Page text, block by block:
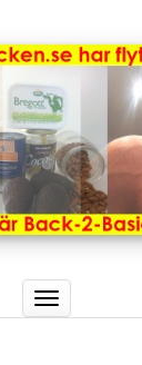
Toggle
navigation